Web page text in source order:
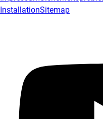
InstallationSitemap